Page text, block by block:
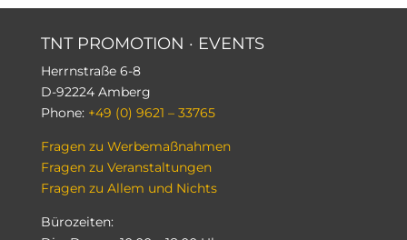
TNT PROMOTION · EVENTS
Herrnstraße 6-8
D-92224 Amberg
Phone: +49 (0) 9621 – 33765
Fragen zu Werbemaßnahmen
Fragen zu Veranstaltungen
Fragen zu Allem und Nichts
Bürozeiten: